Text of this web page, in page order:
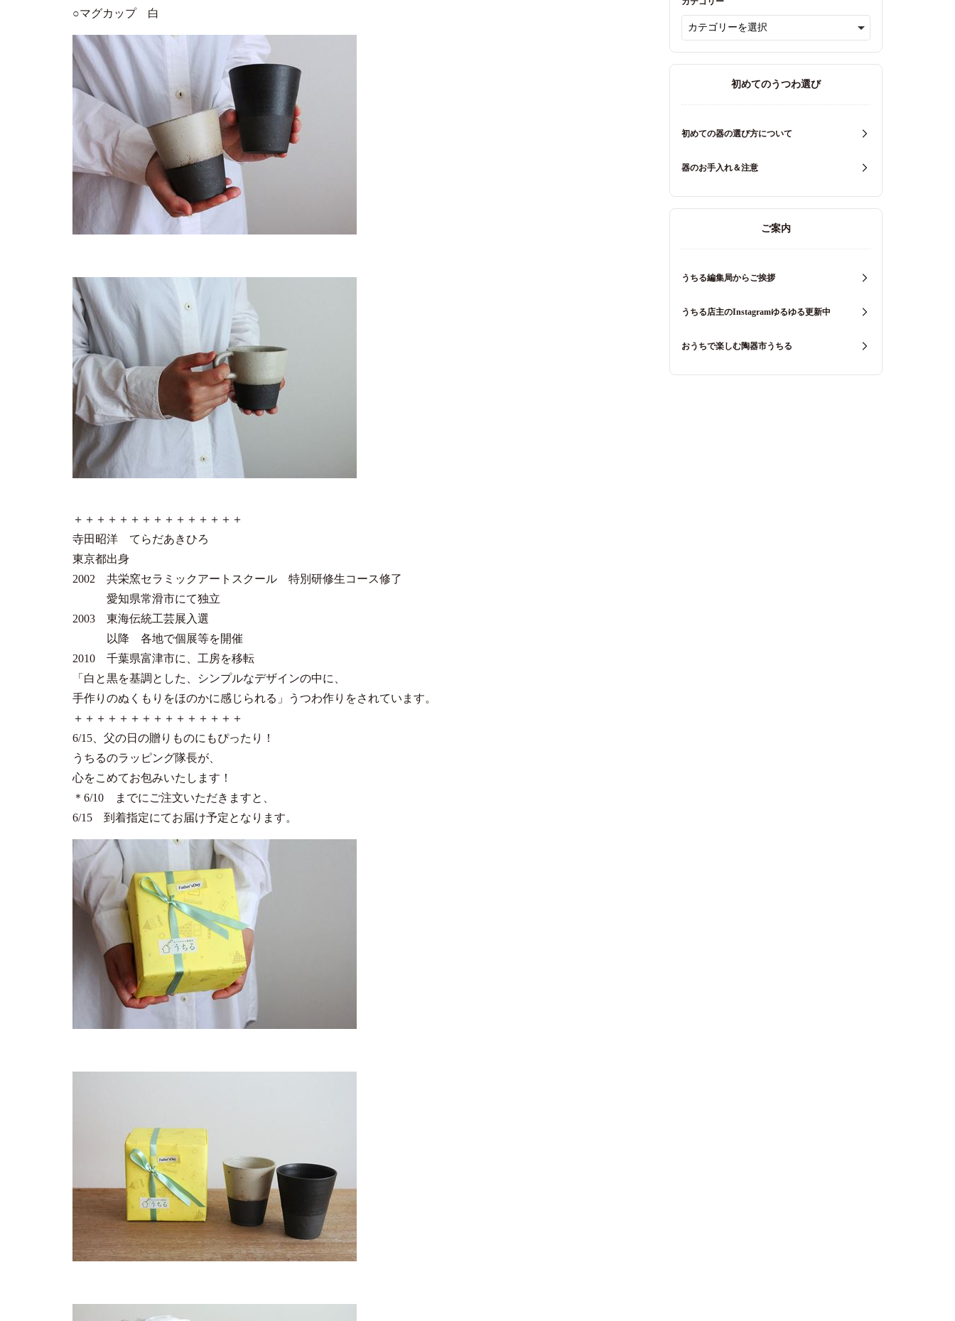
○マグカップ 白
＋＋＋＋＋＋＋＋＋＋＋＋＋＋＋
寺田昭洋 てらだあきひろ
東京都出身
2002 共栄窯セラミックアートスクール 特別研修生コース修了
愛知県常滑市にて独立
2003 東海伝統工芸展入選
以降 各地で個展等を開催
2010 千葉県富津市に、工房を移転
「白と黒を基調とした、シンプルなデザインの中に、
手作りのぬくもりをほのかに感じられる」うつわ作りをされています。
＋＋＋＋＋＋＋＋＋＋＋＋＋＋＋
6/15、父の日の贈りものにもぴったり！
うちるのラッピング隊長が、
心をこめてお包みいたします！
＊6/10 までにご注文いただきますと、
6/15 到着指定にてお届け予定となります。
初めてのうつわ選び
初めての器の選び方について
器のお手入れ＆注意
ご案内
うちる編集局からご挨拶
うちる店主のInstagramゆるゆる更新中
おうちで楽しむ陶器市うちる